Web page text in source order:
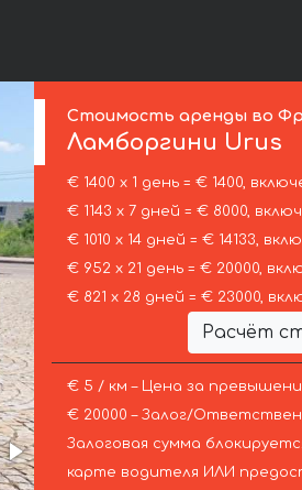
Стоимость аренды во
Ламборгини Urus
€ 1400 х 1 день = € 1400,
€ 1143 х 7 дней = € 8000,
€ 1010 х 14 дней = € 14133,
€ 952 х 21 день = € 20000,
€ 821 х 28 дней = € 23000,
Расчёт
€ 5 / км – Цена за
€ 20000 – Залог/
Залоговая сумма
карте водителя ИЛИ